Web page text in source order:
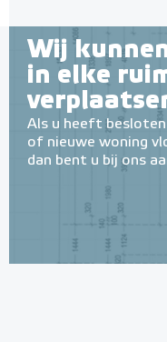
Wij
in elke
Als u heeft
of nieuwe woning
dan bent u bij ons